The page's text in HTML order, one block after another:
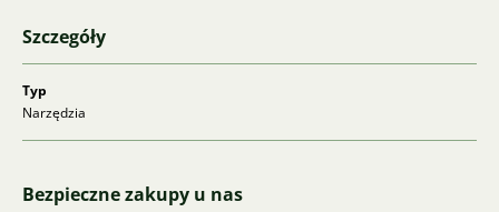
Szczegóły
Typ
Narzędzia
Bezpieczne zakupy u nas